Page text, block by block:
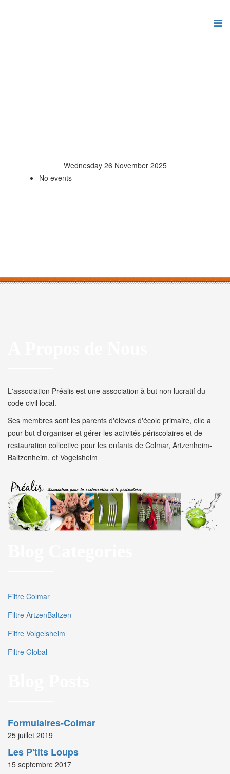
Wednesday 26 November 2025
No events
L'association Préalis est une association à but non lucratif du
code civil local.
Ses membres sont les parents d'élèves d'école primaire, elle a
pour but d'organiser et gérer les activités périscolaires et de
restauration collective pour les enfants de Colmar, Artzenheim-
Baltzenheim, et Vogelsheim
Filtre Colmar
Filtre ArtzenBaltzen
Filtre Volgelsheim
Filtre Global
Formulaires-Colmar
25 juillet 2019
Les P'tits Loups
15 septembre 2017